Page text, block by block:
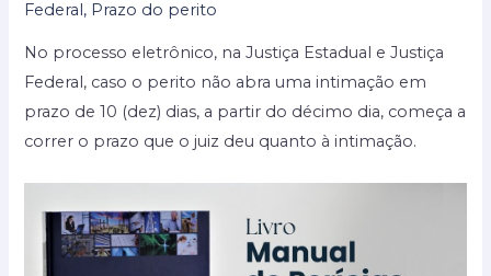
Federal, Prazo do perito
No processo eletrônico, na Justiça Estadual e Justiça
Federal, caso o perito não abra uma intimação em
prazo de 10 (dez) dias, a partir do décimo dia, começa a
correr o prazo que o juiz deu quanto à intimação.